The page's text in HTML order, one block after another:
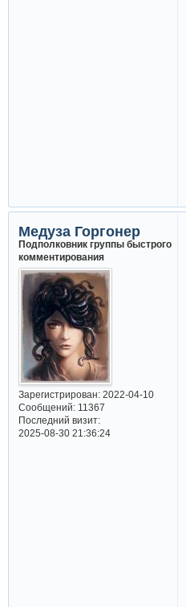
Медуза Горгонер
Подполковник группы быстрого
комментирования
Зарегистрирован: 2022-04-10
Сообщений:11367
Последний визит:
2025-08-30 21:36:24